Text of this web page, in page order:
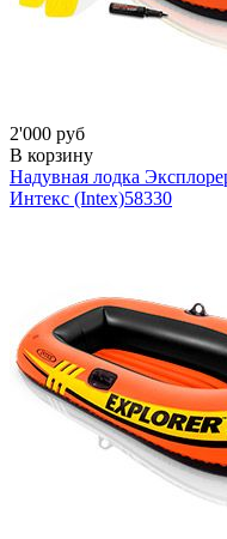
2'000 руб
В корзину
Надувная лодка
Интекс (Intex)58330